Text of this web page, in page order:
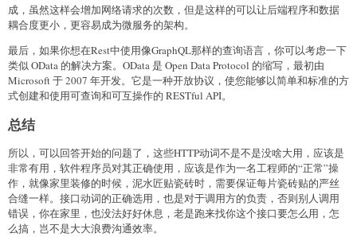
成，虽然这样会增加网络请求的次数，但是这样的可以让后端程序和数据
耦合度更小，更容易成为微服务的架构。
最后，如果你想在Rest中使用像GraphQL那样的查询语言，你可以考虑一下
类似 OData 的解决方案。OData 是 Open Data Protocol 的缩写，最初由
Microsoft 于 2007 年开发。它是一种开放协议，使您能够以简单和标准的方
式创建和使用可查询和可互操作的 RESTful API。
总结
所以，可以回答开始的问题了，这些HTTP动词不是不是没啥大用，应该是
非常有用，软件程序员对其正确使用，应该是作为一名工程师的“正常”操
作，就像家里装修的时候，泥水匠贴瓷砖时，需要保证每片瓷砖贴的严丝
合缝一样。接口动词的正确选用，也是对于调用方的负责，否则别人调用
错误，你在家里，也没法好好休息，老是跑来找你这个接口要怎么用，怎
么搞，岂不是大大浪费沟通效率。